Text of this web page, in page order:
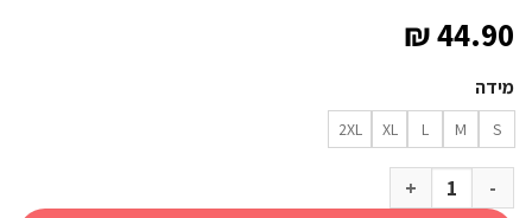
₪44.90
מידה
S
M
L
XL
2XL
כמות של חולצה קצרה Outdoor Cooldry T בורדו גברים